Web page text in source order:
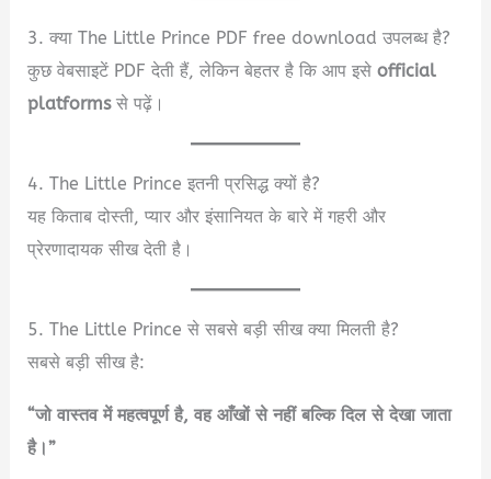
3. क्या The Little Prince PDF free download उपलब्ध है?
कुछ वेबसाइटें PDF देती हैं, लेकिन बेहतर है कि आप इसेofficial
platformsसे पढ़ें।
4. The Little Prince इतनी प्रसिद्ध क्यों है?
यह किताब दोस्ती, प्यार और इंसानियत के बारे में गहरी और
प्रेरणादायक सीख देती है।
5. The Little Prince से सबसे बड़ी सीख क्या मिलती है?
सबसे बड़ी सीख है:
“जो वास्तव में महत्वपूर्ण है, वह आँखों से नहीं बल्कि दिल से देखा जाता
है।”